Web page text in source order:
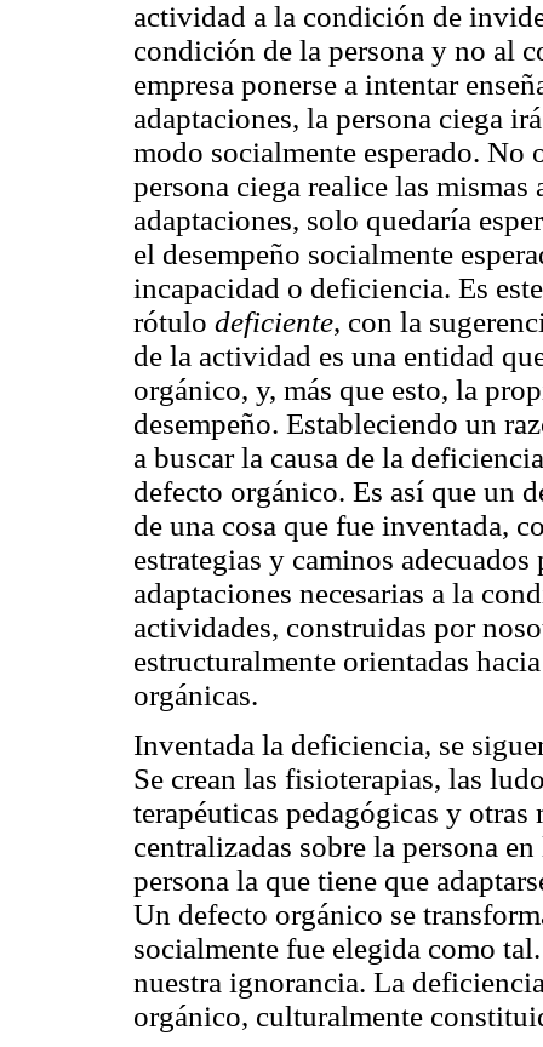
actividad a la condición de
condición de la persona y no al
empresa ponerse a intentar
adaptaciones, la persona ciega
modo socialmente esperado. No
persona ciega realice las
adaptaciones, solo quedaría
el desempeño socialmente
incapacidad o deficiencia. Es
rótulo deficiente, con la
de la actividad es una entidad
orgánico, y, más que esto, la
desempeño. Estableciendo un
a buscar la causa de la
defecto orgánico. Es así que un
de una cosa que fue inventada,
estrategias y caminos
adaptaciones necesarias a la
actividades, construidas por
estructuralmente orientadas
orgánicas.
Inventada la deficiencia, se
Se crean las fisioterapias, las
terapéuticas pedagógicas y
centralizadas sobre la persona
persona la que tiene que
Un defecto orgánico se
socialmente fue elegida como
nuestra ignorancia. La
orgánico, culturalmente